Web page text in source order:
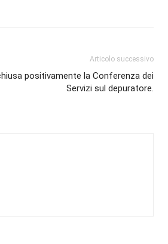
Articolo successivo
positivamente la Conferenza dei
Servizi sul depuratore.